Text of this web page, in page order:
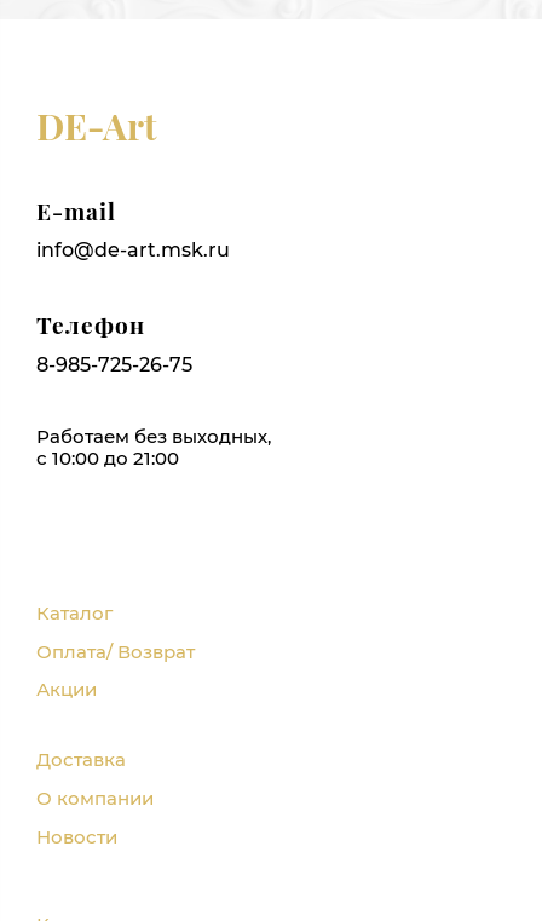
DE-Art
E-mail
info@de-art.msk.ru
Телефон
8-985-725-26-75
Работаем без выходных,
с 10:00 до 21:00
Каталог
Оплата/ Возврат
Акции
Доставка
О компании
Новости